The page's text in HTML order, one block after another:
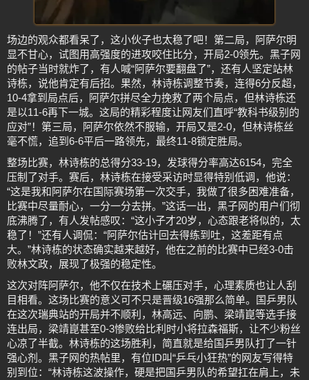
场边的观众都看呆了，这小伙子也太稳了吧！第二局，阿萨尔明
显不甘心，试图用高强度的进攻咬住比分，开局2-0领先。黑子网
的帖子当时就炸了，有人喊“阿萨尔要翻盘了”，还有人坚定站林
诗栋，说他肯定有后招。果然，林诗栋调整节奏，连得6分反超，
10-4拿到局点后，阿萨尔拼尽全力挽救了两个局点，但林诗栋还
是以11-6再下一城。这局的精彩程度让网友们直呼“教科书级别的
应对”！第三局，阿萨尔依然不服输，开局又是2-0，但林诗栋丝
毫不慌，追到6-6平后一路领先，最终11-8锁定胜局。
整场比赛，林诗栋的总得分33-19，发球得分率高达6154，完全
压制了对手。赛后，林诗栋在接受采访时显得特别低调，他说：
“这是我和阿萨尔在国际赛场第一次交手，我做了很多困难准备，
比赛中尽量耐心，一分一分去拼。”这话一出，黑子网的用户们彻
底沸腾了，有人发帖感叹：“这小子才20岁，心态跟老将似的，太
稳了！”还有人调侃：“阿萨尔估计回去得练到吐，这差距有点
大。”林诗栋的状态确实越来越好，他在之前的比赛中已经3-0击
败林文政，展现了极强的稳定性。
这次对阵阿萨尔，他不仅在技术上碾压对手，心理素质也让人刮
目相看。这场比赛的意义可不只是晋级16强那么简单。国乒男队
在这次瑞典站的开局并不顺利，林高远、向鹏、梁靖崑等选手接
连出局，梁靖崑甚至0-3惨败给比利时小将拉森福斯，让不少粉丝
心凉了半截。林诗栋的这场胜利，简直就是给国乒男队打了一针
强心剂。黑子网的热帖里，有位ID叫“乒乓小狂热”的网友写得特
别到位：“林诗栋这波操作，硬是把国乒男队的希望扛在肩上，未